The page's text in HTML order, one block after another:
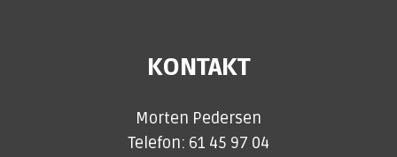
KONTAKT
Morten Pedersen
Telefon: 61 45 97 04